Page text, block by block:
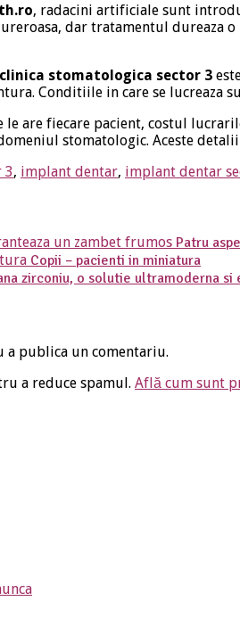
, radacini artificiale sunt
dar tratamentul dureaza
clinica stomatologica sector 3
Conditiile in care se lucreaza
le are fiecare pacient, costul
stomatologic. Aceste
3, implant dentar, implant dentar
Patru
Copii – pacienti in miniatura
zirconiu, o solutie ultramoderna
a publica un comentariu.
a reduce spamul. Află cum sunt